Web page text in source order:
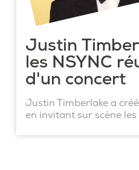
Justin
les NSYNC
d'un concert
Justin Timberlake a
en invitant sur scène les